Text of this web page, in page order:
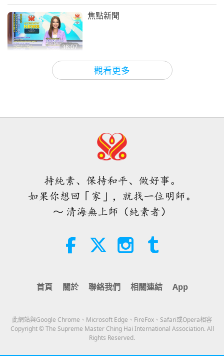
觀看更多
38:07
焦點新聞
2026-08-05
22:27
21:56
不只是鈣質：塑造骨骼健康的日常習
健康生活 2026-08-05 24
25:09
二）
42:41
一位鳥族人的感人之歌 2026.07.24
持純素、保持和平、做好事。
如果你想回「家」，就找一位明師。
～ 清海無上師（純素者）
首頁 關於 聯絡我們 相關連結 App
此網站與Google Chrome、Microsoft Edge、FireFox、Safari或Opera相容
Copyright © The Supreme Master Ching Hai International Association. All
Rights Reserved.